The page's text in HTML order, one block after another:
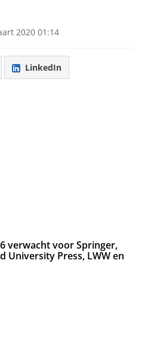
2020 01:14
LinkedIn
verwacht voor Springer,
University Press, LWW en